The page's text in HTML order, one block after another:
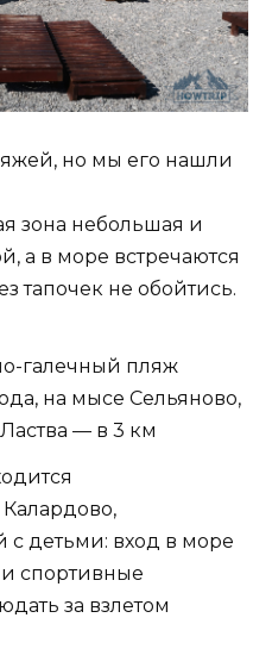
но мы его нашли
зона небольшая и
а в море встречаются
тапочек не обойтись.
галечный пляж
на мысе Сельяново,
— в 3 км
детьми: вход в море
спортивные
за взлетом